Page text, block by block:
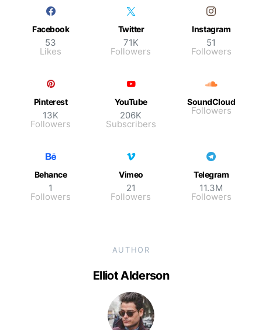
Facebook
53
Likes
Twitter
71K
Followers
Instagram
51
Followers
Pinterest
13K
Followers
YouTube
206K
Subscribers
SoundCloud
Followers
Behance
1
Followers
Vimeo
21
Followers
Telegram
11.3M
Followers
AUTHOR
Elliot Alderson